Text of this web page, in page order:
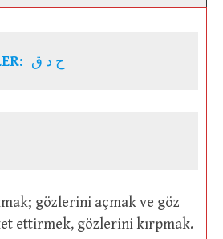
ح د ق
ettirmek, gözlerini kırpmak.